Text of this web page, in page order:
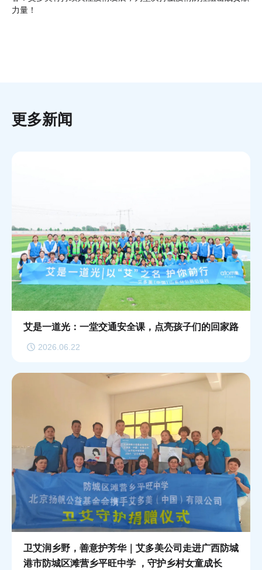
力量！
更多新闻
艾是一道光：一堂交通安全课，点亮孩子们的回家路
2026.06.22
卫艾润乡野，善意护芳华｜艾多美公司走进广西防城
港市防城区滩营乡平旺中学 ，守护乡村女童成长